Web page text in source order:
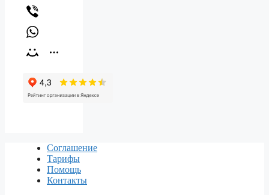
Соглашение
Тарифы
Помощь
Контакты